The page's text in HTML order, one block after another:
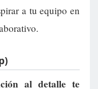
a tu equipo en
al detalle te